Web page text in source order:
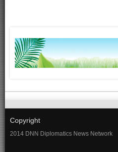
Copyright
2014 DNN Diplomatics News Network